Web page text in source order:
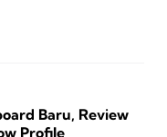
Baru, Review
Profile